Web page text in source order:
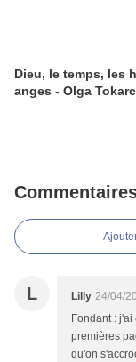
Dieu, le temps, les
anges - Olga
L Lilly 24/04/
Fondant :
premières
qu'on